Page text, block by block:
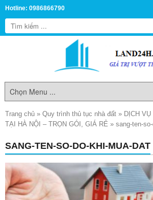
Hotline: 0986866790
Trang chủ » Quy trình thủ tục nhà đất » DỊCH
TẠI HÀ NỘI – TRỌN GÓI, GIÁ RẺ » sang-ten-
SANG-TEN-SO-DO-KHI-MUA-DAT